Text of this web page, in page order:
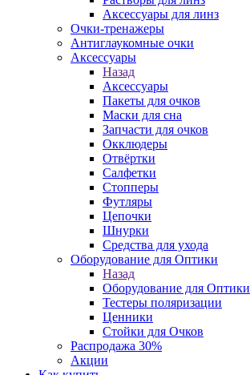
Аксессуары для линз
Очки-тренажеры
Антиглаукомные очки
Аксессуары
Назад
Аксессуары
Пакеты для очков
Маски для сна
Запчасти для очков
Окклюдеры
Отвёртки
Салфетки
Стопперы
Футляры
Цепочки
Шнурки
Средства для ухода
Оборудование для Оптики
Назад
Оборудование для Оптики
Тестеры поляризации
Ценники
Стойки для Очков
Распродажа 30%
Акции